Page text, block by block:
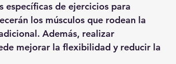
de ejercicios para
los músculos que rodean la
Además, realizar
mejorar la flexibilidad y reducir la